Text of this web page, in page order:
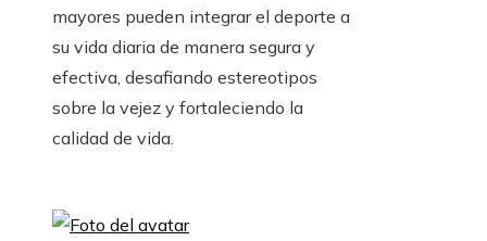
mayores pueden integrar el deporte a
su vida diaria de manera segura y
efectiva, desafiando estereotipos
sobre la vejez y fortaleciendo la
calidad de vida.